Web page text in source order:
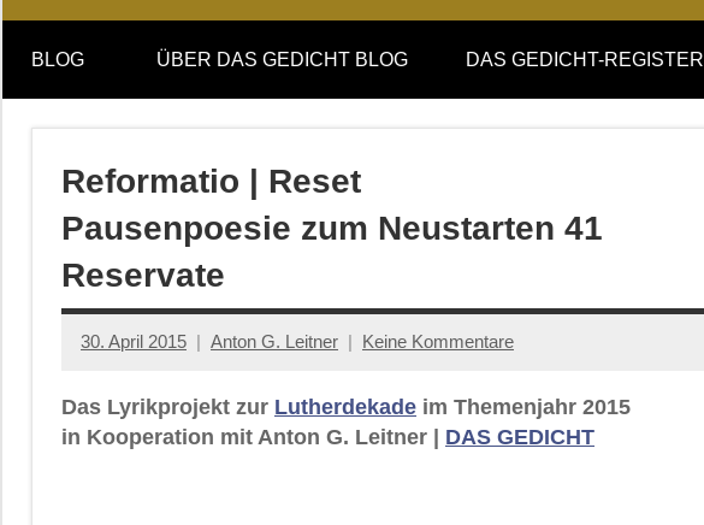
DAS
GEDICHT
blog
DAS
GEDICHT.
Zeitschrift
BLOG ÜBER DAS GEDICHT BLOG DAS GEDICHT-REGISTER
Reformatio | Reset
Pausenpoesie zum Neustarten 41
Reservate
30. April 2015 Anton G. Leitner Keine Kommentare
Das Lyrikprojekt zur Lutherdekade im Themenjahr 2015
in Kooperation mit Anton G. Leitner | DAS GEDICHT